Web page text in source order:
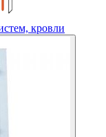
кровли